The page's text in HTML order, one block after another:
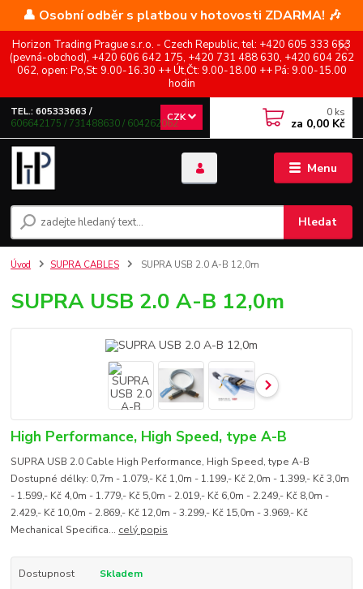
👤 Osobní odběr s platbou v hotovosti ZDARMA! 🎶
Horizon Trading Prague s.r.o. - Czech Republic, tel: +420 605 333 663
(pevná-obchod), +420 606 642 175, +420 731 488 630, +420 604 262
062, open: Po,St: 9.00-16.30 ++ Út,Čt: 9.00-18.00 ++ Pá: 9.00-15.00
hodin
Menu
CZK
Hledat
TEL.: 605333663 /
606642175 / 731488630 / 604262062
0 ks
za 0,00 Kč
Úvod SUPRA CABLES SUPRA USB 2.0 A-B 12,0m
SUPRA USB 2.0 A-B 12,0m
High Performance, High Speed, type A-B
SUPRA USB 2.0 Cable High Performance, High Speed, type A-B
Dostupné délky: 0,7m - 1.079,- Kč 1,0m - 1.199,- Kč 2,0m - 1.399,- Kč 3,0m
- 1.599,- Kč 4,0m - 1.779,- Kč 5,0m - 2.019,- Kč 6,0m - 2.249,- Kč 8,0m -
2.429,- Kč 10,0m - 2.869,- Kč 12,0m - 3.299,- Kč 15,0m - 3.969,- Kč
Mechanical Specifica... celý popis
Dostupnost
Skladem